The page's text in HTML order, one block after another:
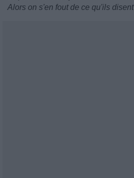
Alors on s'en fout de ce qu'ils disent